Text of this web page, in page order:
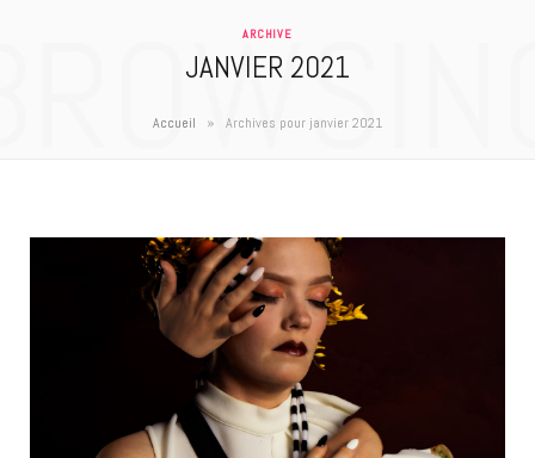
ARCHIVE
JANVIER 2021
Accueil » Archives pour janvier 2021